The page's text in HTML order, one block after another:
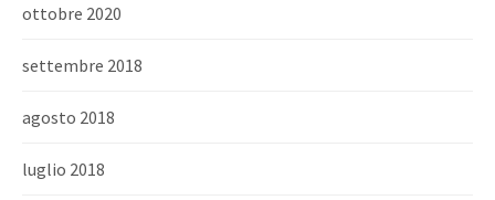
ottobre 2020
settembre 2018
agosto 2018
luglio 2018